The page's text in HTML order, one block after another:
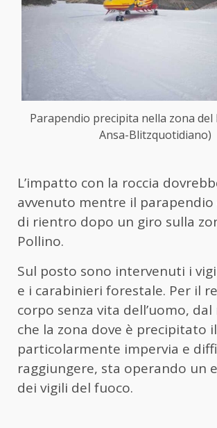
Parapendio precipita nella zona del
Ansa-Blitzquotidiano)
L’impatto con la roccia
avvenuto mentre il parapendio
di rientro dopo un giro sulla
Pollino.
Sul posto sono intervenuti i
e i carabinieri forestale. Per il
corpo senza vita dell’uomo,
che la zona dove è precipitato
particolarmente impervia e
raggiungere, sta operando un
dei vigili del fuoco.